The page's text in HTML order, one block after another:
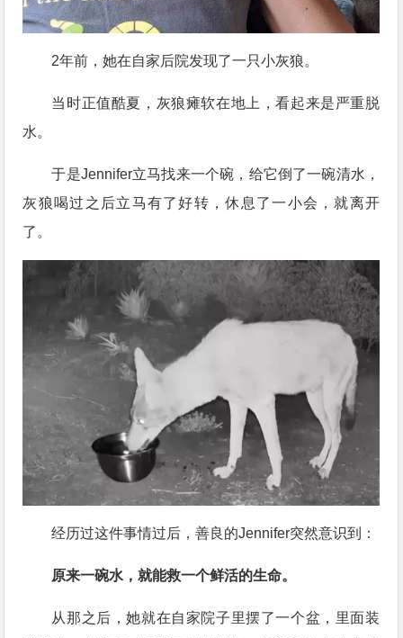
2年前，她在自家后院发现了一只小灰狼。
当时正值酷夏，灰狼瘫软在地上，看起来是严重脱
水。
于是Jennifer立马找来一个碗，给它倒了一碗清水，
灰狼喝过之后立马有了好转，休息了一小会，就离开
了。
经历过这件事情过后，善良的Jennifer突然意识到：
原来一碗水，就能救一个鲜活的生命。
从那之后，她就在自家院子里摆了一个盆，里面装